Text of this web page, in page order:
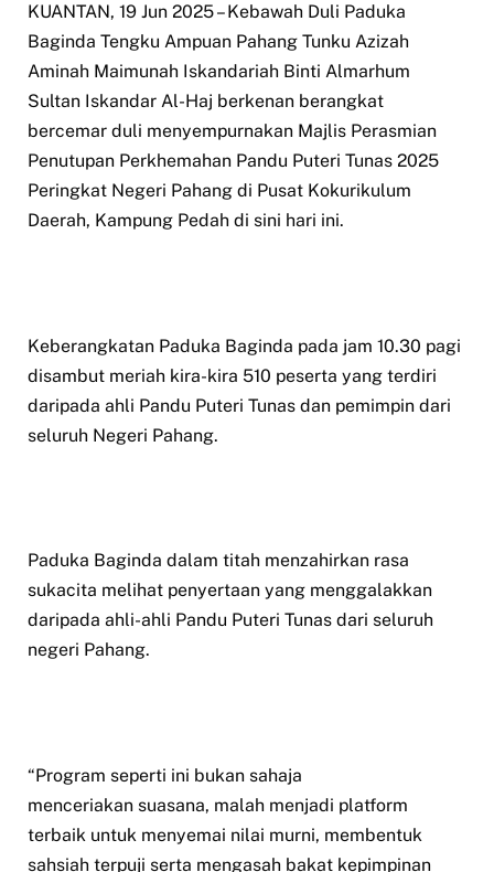
KUANTAN, 19 Jun 2025 – Kebawah Duli Paduka
Baginda Tengku Ampuan Pahang Tunku Azizah
Aminah Maimunah Iskandariah Binti Almarhum
Sultan Iskandar Al-Haj berkenan berangkat
bercemar duli menyempurnakan Majlis Perasmian
Penutupan Perkhemahan Pandu Puteri Tunas 2025
Peringkat Negeri Pahang di Pusat Kokurikulum
Daerah, Kampung Pedah di sini hari ini.
Keberangkatan Paduka Baginda pada jam 10.30 pagi
disambut meriah kira-kira 510 peserta yang terdiri
daripada ahli Pandu Puteri Tunas dan pemimpin dari
seluruh Negeri Pahang.
Paduka Baginda dalam titah menzahirkan rasa
sukacita melihat penyertaan yang menggalakkan
daripada ahli-ahli Pandu Puteri Tunas dari seluruh
negeri Pahang.
“Program seperti ini bukan sahaja
menceriakan suasana, malah menjadi platform
terbaik untuk menyemai nilai murni, membentuk
sahsiah terpuji serta mengasah bakat kepimpinan